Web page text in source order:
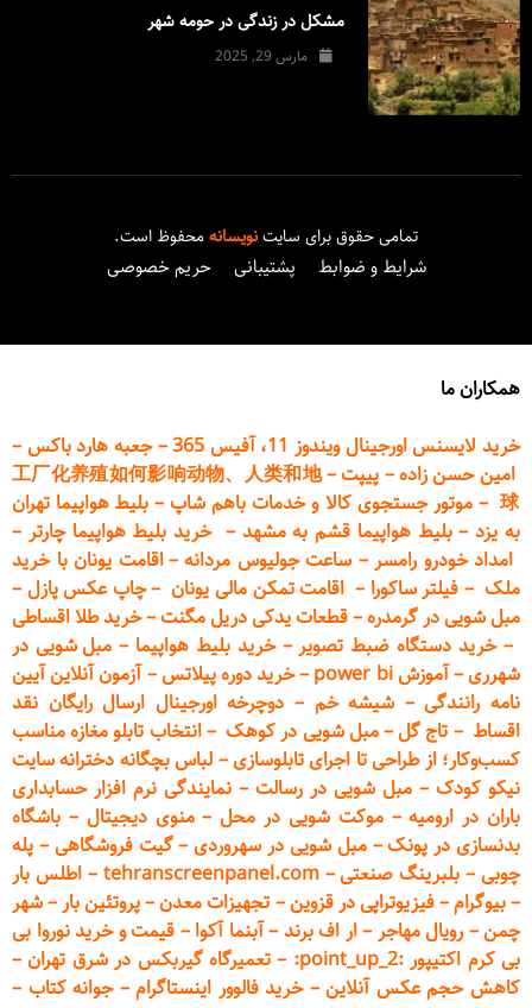
مشکل در زندگی در حومه شهر
مارس 29, 2025
تمامی حقوق برای سایتنویسانهمحفوظ است.
شرایط و ضوابط پشتیبانی حریم خصوصی
همکاران ما
خرید لایسنس اورجینال ویندوز 11، آفیس 365
–جعبه هارد باکس –
امین حسن زاده– پیپت–
工厂化养殖如何影响动物、人类和地
球
– موتور جستجوی کالا و خدمات باهم شاپ– بلیط هواپیما تهران
به یزد–بلیط هواپیما قشم به مشهد –خرید بلیط هواپیما چارتر –
امداد خودرو رامسر– ساعت جولیوس مردانه–اقامت یونان با خرید
ملک – فیلتر ساکورا – اقامت تمکن مالی یونان –چاپ عکس پازل –
مبل شویی در گرمدره–قطعاتیدکی دریل مگنت–خرید طلا اقساطی
–خرید دستگاه ضبط تصویر–خرید بلیط هواپیما –مبل شویی در
شهرری–آموزش power bi –خرید دورهپیلاتس–آزمون آنلاین آیین
نامه رانندگی– شیشه خم – دوچرخه اورجینال ارسال رایگان نقد
اقساط – تاج گل–مبل شویی در کوهک–انتخاب تابلو مغازه مناسب
کسب‌وکار؛ از طراحی تا اجرای تابلوسازی– لباس بچگانه دخترانه سایت
نیکو کودک – مبل شویی در رسالت – نمایندگی نرم افزار حسابداری
باران در ارومیه–موکت شویی در محل–منوی دیجیتال – باشگاه
بدنسازی در پونک–مبل شویی در سهروردی–گیت فروشگاهی – پله
چوبی – بلبرینگ صنعتی–
tehranscreenpanel.com
–اطلس بار
–بیوگرام–فیزیوتراپی در قزوین– تجهیزات معدن–پروتئین بار–شهر
چمن– رویال مهاجر –ار اف برند –آبنما آکوا – قیمت و خرید نوروا بی
بی کرم اکتیپور :point_up_2:
– تعمیرگاه گیربکس در شرق تهران–
کاهش حجم عکس آنلاین–خرید فالوور اینستاگرام–جوانه کتاب –